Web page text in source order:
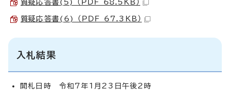
質疑応答書(5) （PDF 68.5KB）
質疑応答書(6) （PDF 67.3KB）
入札結果
開札日時 令和7年1月23日午後2時